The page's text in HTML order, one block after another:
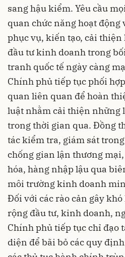
sang hậu kiểm. Yêu cầu
quan chức năng hoạt động
phục vụ, kiến tạo, cải
đầu tư kinh doanh trong
tranh quốc tế ngày càng
Chính phủ tiếp tục phối
quan liên quan để hoàn
luật nhằm cải thiện những
trong thời gian qua. Đồng
tác kiểm tra, giám sát
chống gian lận thương
hóa, hàng nhập lậu qua
môi trường kinh doanh
Đối với các rào cản gây
rộng đầu tư, kinh doanh,
Chính phủ tiếp tục chỉ đạo
diện để bãi bỏ các quy